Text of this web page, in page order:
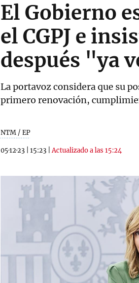
El Gobierno
el CGPJ e
después "ya
La portavoz considera que su
primero renovación,
NTM / EP
05·12·23 15:23 |Actualizado a las 15:24